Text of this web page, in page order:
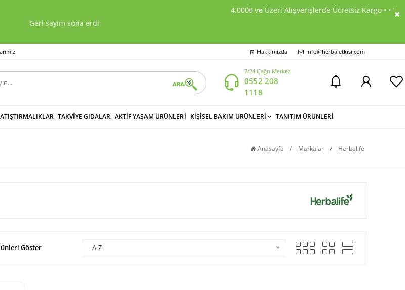
4.000₺ ve Üzeri Alışverişlerde Ücretsiz Kargo • •
Geri sayım sona erdi
Hakkımızda info@herbaletkisi.com
7/24 Çağrı Merkezi
0552 208
1118
ATIŞTIRMALIKLAR TAKVİYE GIDALAR AKTİF YAŞAM ÜRÜNLERİ KİŞİSEL BAKIM ÜRÜNLERİ TANITIM ÜRÜNLERİ
Anasayfa / Markalar / Herbalife
Göster A-Z